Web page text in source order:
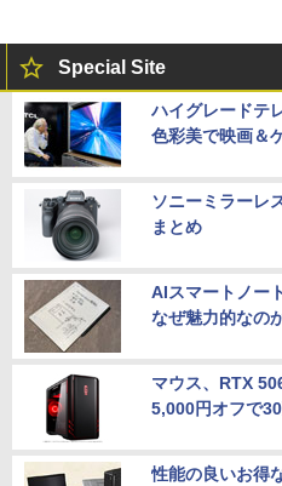
Special Site
ハイグレードテ
色彩美で映画＆
ソニーミラーレ
まとめ
AIスマートノー
なぜ魅力的なの
マウス、RTX
5,000円オフで30
性能の良いお得